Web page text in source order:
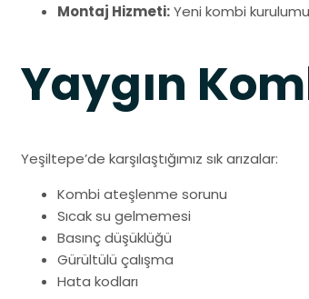
Montaj Hizmeti:Yeni kombi kurulumu
Yaygın
Yeşiltepe’de karşılaştığımız sık arızalar:
Kombi ateşlenme sorunu
Sıcak su gelmemesi
Basınç düşüklüğü
Gürültülü çalışma
Hata kodları